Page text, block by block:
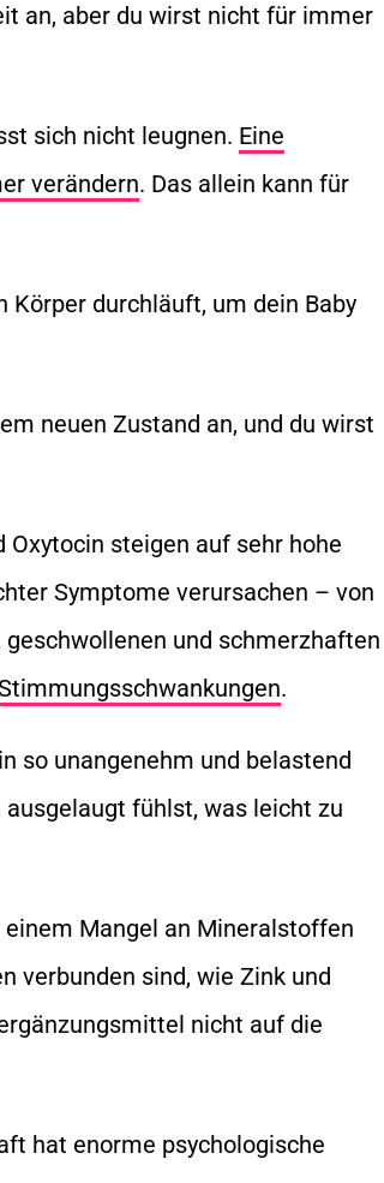
an, aber du wirst nicht für immer
sich nicht leugnen. Eine
verändern. Das allein kann für
Körper durchläuft, um dein Baby
neuen Zustand an, und du wirst
steigen auf sehr hohe
Symptome verursachen – von
geschwollenen und schmerzhaften
.
so unangenehm und belastend
fühlst, was leicht zu
Mangel an Mineralstoffen
verbunden sind, wie Zink und
nicht auf die
hat enorme psychologische